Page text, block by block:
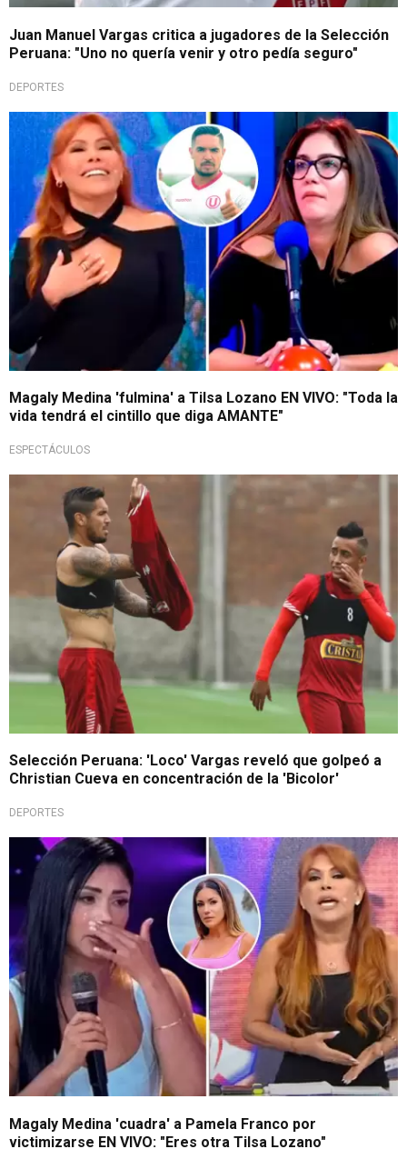
Juan Manuel Vargas critica a jugadores de la Selección
Peruana: "Uno no quería venir y otro pedía seguro"
DEPORTES
La 'condenó'
Magaly Medina 'fulmina' a Tilsa Lozano EN VIVO: "Toda la
vida tendrá el cintillo que diga AMANTE"
ESPECTÁCULOS
¡Inaudito!
Selección Peruana: 'Loco' Vargas reveló que golpeó a
Christian Cueva en concentración de la 'Bicolor'
DEPORTES
Por mediática confesión
Magaly Medina 'cuadra' a Pamela Franco por
victimizarse EN VIVO: "Eres otra Tilsa Lozano"